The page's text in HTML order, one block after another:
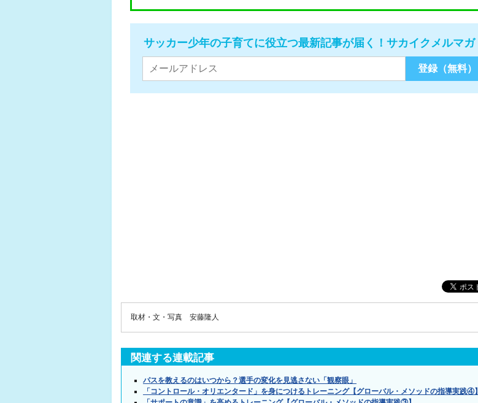
サッカー少年の子育てに役立つ最新記事が届く！サカイクメルマガ
取材・文・写真 安藤隆人
関連する連載記事
パスを教えるのはいつから？選手の変化を見逃さない「観察眼」
「コントロール・オリエンタード」を身につけるトレーニング【グローバル・メソッドの指導実践④】